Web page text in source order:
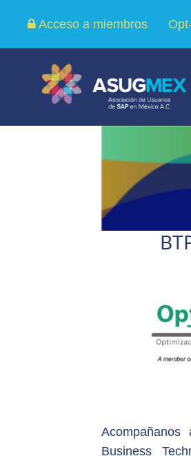
Acceso a miembros
Business